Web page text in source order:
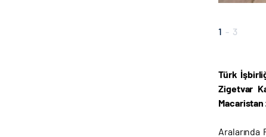
1 - 3
Türk
Zigetvar
Aralarında